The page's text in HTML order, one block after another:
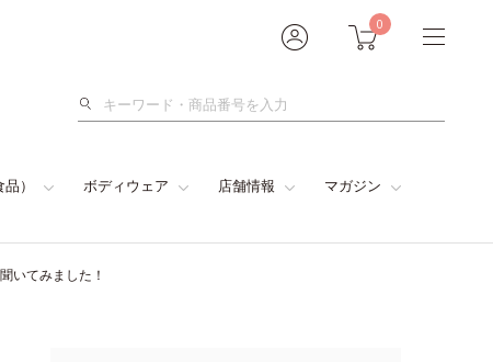
0
検
） ボディウェア 店舗情報 マガジン
いてみました！